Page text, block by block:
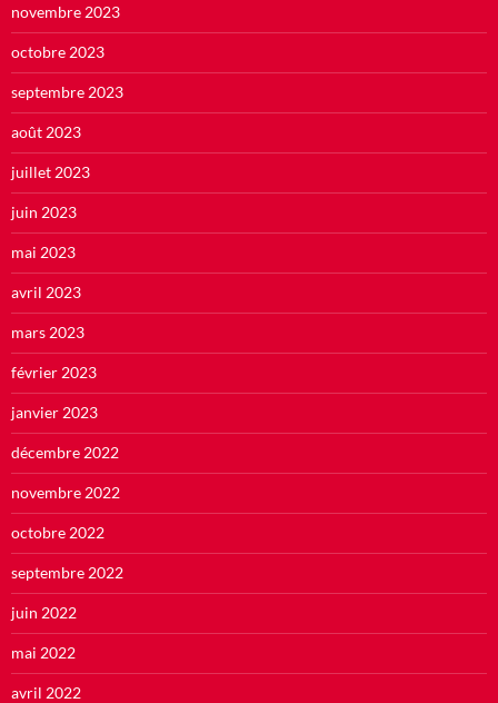
novembre 2023
octobre 2023
septembre 2023
août 2023
juillet 2023
juin 2023
mai 2023
avril 2023
mars 2023
février 2023
janvier 2023
décembre 2022
novembre 2022
octobre 2022
septembre 2022
juin 2022
mai 2022
avril 2022